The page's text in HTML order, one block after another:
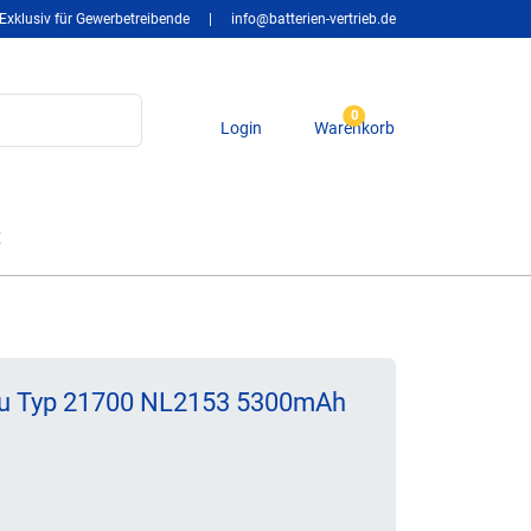
Exklusiv für Gewerbetreibende info@batterien-vertrieb.de
Login
0
Warenkorb
Typ 21700 NL2153 5300mAh